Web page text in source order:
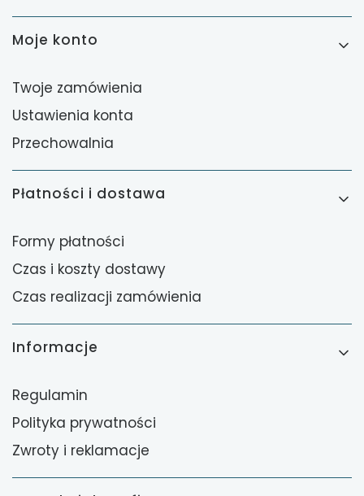
Moje konto
Twoje zamówienia
Ustawienia konta
Przechowalnia
Płatności i dostawa
Formy płatności
Czas i koszty dostawy
Czas realizacji zamówienia
Informacje
Regulamin
Polityka prywatności
Zwroty i reklamacje